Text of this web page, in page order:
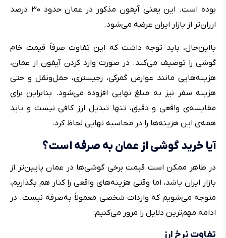
بوده است. این یعنی آیفون مذکور در عمان حدود ۳۰ درصد
ارزان‌تر از بازار ایران عرضه می‌شود.
بااین‌حال، باید توجه داشت که این تفاوت صرفاً قیمت خام
گوشی را توصیف می‌کند. در صورت وارد کردن آیفون از عمان،
هزینه‌هایی مانند عوارض گمرکی، رجیستری، حمل‌ونقل و حتی
هزینه سفر نیز به مبلغ نهایی افزوده می‌شود. بنابراین برای
مقایسه‌ی واقعی و دقیق، تنها تبدیل ارز کافی نیست و باید
همه‌ی این هزینه‌ها را در محاسبه نهایی لحاظ کرد.
آیا خرید گوشی از عمان به صرفه است؟
در ظاهر ممکن است قیمت برخی گوشی‌ها در عمان پایین‌تر از
بازار ایران باشد، اما وقتی هزینه‌های واقعی را کنار هم بگذاریم،
متوجه می‌شویم که واردات شخصی معمولاً به‌صرفه نیست. در
ادامه مهم‌ترین دلایل را مرور می‌کنیم:
تفاوت نرخ ارز